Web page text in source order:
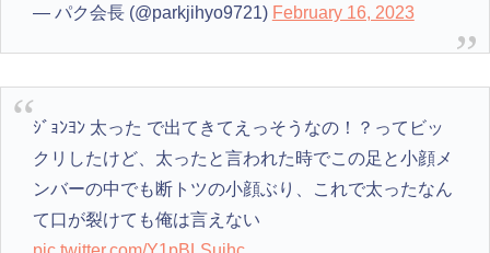
— パク会長 (@parkjihyo9721) February 16, 2023
ｼﾞｮﾝﾖﾝ 太った で出てきてえっそうなの！？ってビッ
クリしたけど、太ったと言われた時でこの足と小顔メ
ンバーの中でも断トツの小顔ぶり、これで太ったなん
て口が裂けても俺は言えない